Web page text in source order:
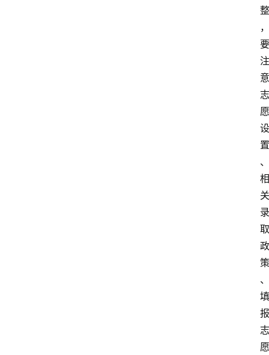
整
，
要
注
意
志
愿
设
置
、
相
关
录
取
政
策
、
填
报
志
愿